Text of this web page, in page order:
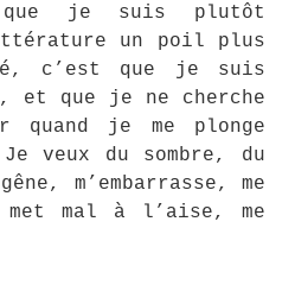
je suis plutôt
un poil plus
c’est que je suis
, et que je ne cherche
quand je me plonge
veux du sombre, du
m’embarrasse, me
mal à l’aise, me